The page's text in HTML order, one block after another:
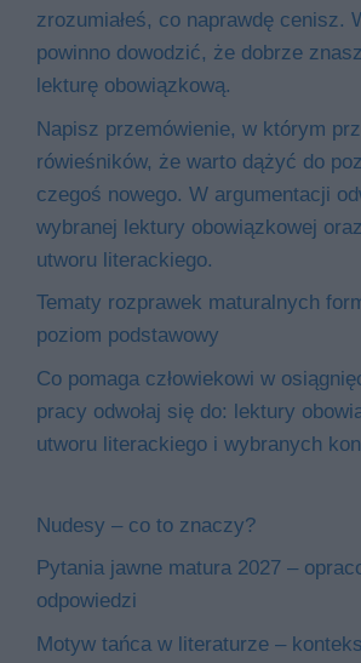
zrozumiałeś, co naprawdę cenisz.
powinno dowodzić, że dobrze
lekturę obowiązkową.
Napisz przemówienie, w którym
rówieśników, że warto dążyć do
czegoś nowego. W argumentacji
wybranej lektury obowiązkowej
utworu literackiego.
Tematy rozprawek maturalnych
poziom podstawowy
Co pomaga człowiekowi w
pracy odwołaj się do: lektury
utworu literackiego i wybranych
Nudesy – co to znaczy?
Pytania jawne matura 2027 –
odpowiedzi
Motyw tańca w literaturze –